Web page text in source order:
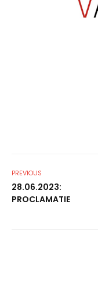
PREVIOUS
28.06.2023:
PROCLAMATIE